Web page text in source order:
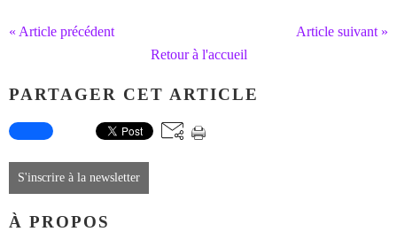
« Article précédent
Article suivant »
Retour à l'accueil
PARTAGER CET ARTICLE
S'inscrire à la newsletter
À PROPOS